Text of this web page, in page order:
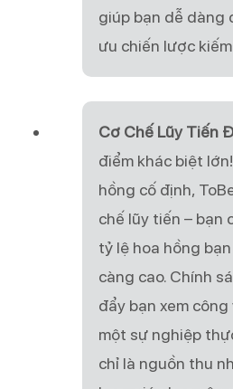
giúp bạn dễ dàng
ưu chiến lược
Cơ Chế Lũy Tiến
điểm khác biệt
hồng cố định,
chế lũy tiến – bạn
tỷ lệ hoa hồng
càng cao. Chính
đẩy bạn xem công
một sự nghiệp
chỉ là nguồn thu